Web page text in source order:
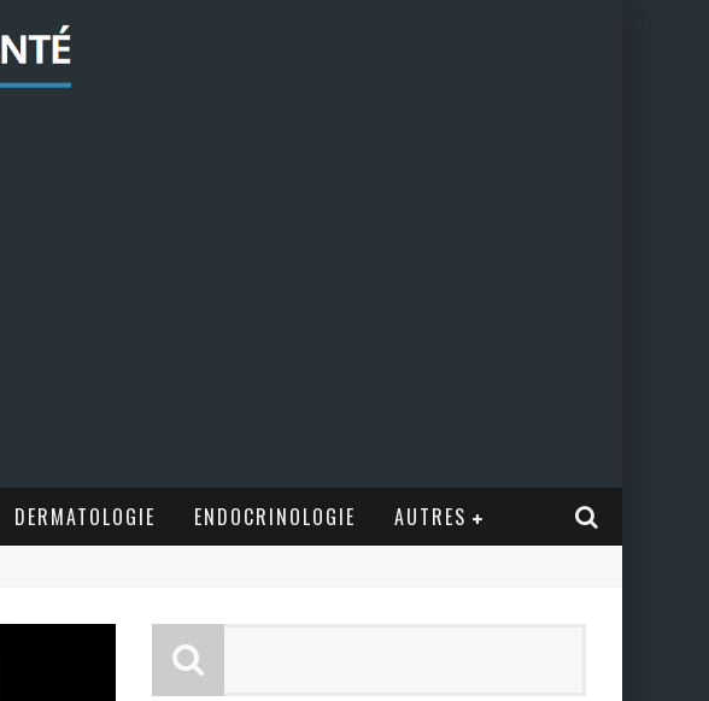
DERMATOLOGIE ENDOCRINOLOGIE AUTRES